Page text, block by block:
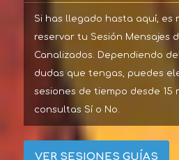
Si has llegado hasta aquí, es
reservar tu Sesión Mensajes
Canalizados. Dependiendo
dudas que tengas, puedes
sesiones de tiempo desde 15
consultas Sí o No.
VER SESIONES GUÍAS